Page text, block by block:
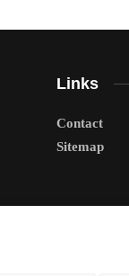
Links
Contact
Sitemap